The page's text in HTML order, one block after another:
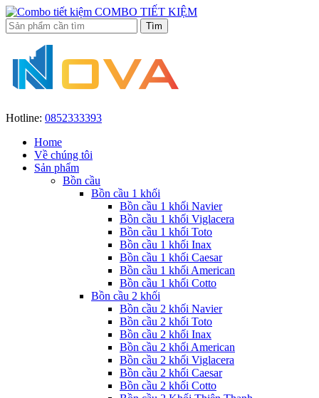
COMBO TIẾT KIỆM
Hotline: 0852333393
Home
Về chúng tôi
Sản phẩm
Bồn cầu
Bồn cầu 1 khối
Bồn cầu 1 khối Navier
Bồn cầu 1 khối Viglacera
Bồn cầu 1 khối Toto
Bồn cầu 1 khối Inax
Bồn cầu 1 khối Caesar
Bồn cầu 1 khối American
Bồn cầu 1 khối Cotto
Bồn cầu 2 khối
Bồn cầu 2 khối Navier
Bồn cầu 2 khối Toto
Bồn cầu 2 khối Inax
Bồn cầu 2 khối American
Bồn cầu 2 khối Viglacera
Bồn cầu 2 khối Caesar
Bồn cầu 2 khối Cotto